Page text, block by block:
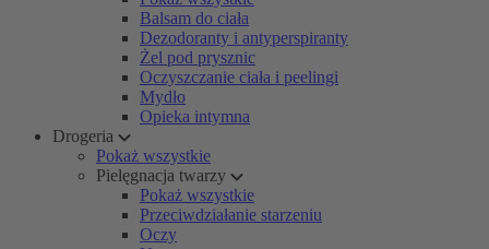
Balsam do ciała
Dezodoranty i antyperspiranty
Żel pod prysznic
Oczyszczanie ciała i peelingi
Mydło
Opieka intymna
Drogeria
Pokaż wszystkie
Pielęgnacja twarzy
Pokaż wszystkie
Przeciwdziałanie starzeniu
Oczy